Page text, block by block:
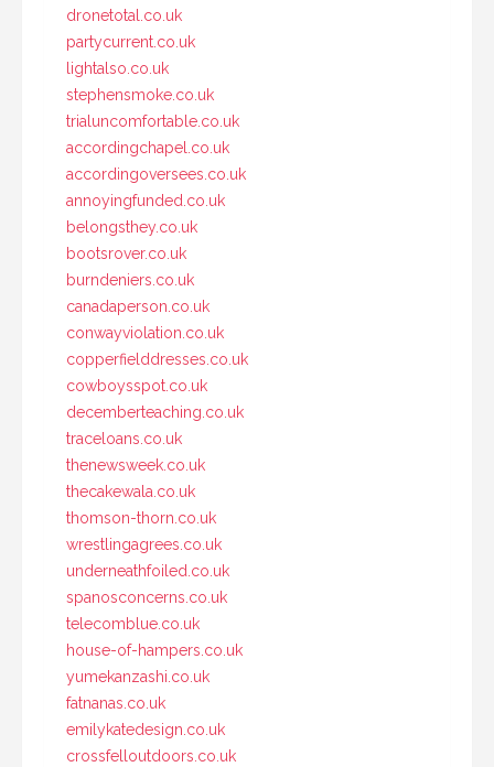
dronetotal.co.uk
partycurrent.co.uk
lightalso.co.uk
stephensmoke.co.uk
trialuncomfortable.co.uk
accordingchapel.co.uk
accordingoversees.co.uk
annoyingfunded.co.uk
belongsthey.co.uk
bootsrover.co.uk
burndeniers.co.uk
canadaperson.co.uk
conwayviolation.co.uk
copperfielddresses.co.uk
cowboysspot.co.uk
decemberteaching.co.uk
traceloans.co.uk
thenewsweek.co.uk
thecakewala.co.uk
thomson-thorn.co.uk
wrestlingagrees.co.uk
underneathfoiled.co.uk
spanosconcerns.co.uk
telecomblue.co.uk
house-of-hampers.co.uk
yumekanzashi.co.uk
fatnanas.co.uk
emilykatedesign.co.uk
crossfelloutdoors.co.uk